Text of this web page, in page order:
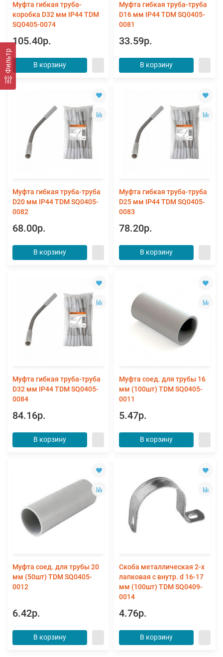
Фильтр
Муфта гибкая труба-
коробка D32 мм IP44 TDM
SQ0405-0074
105.40р.
В корзину
Муфта гибкая труба-труба
D16 мм IP44 TDM SQ0405-
0081
33.59р.
В корзину
Муфта гибкая труба-труба
D20 мм IP44 TDM SQ0405-
0082
68.00р.
В корзину
Муфта гибкая труба-труба
D25 мм IP44 TDM SQ0405-
0083
78.20р.
В корзину
Муфта гибкая труба-труба
D32 мм IP44 TDM SQ0405-
0084
84.16р.
В корзину
Муфта соед. для трубы 16
мм (100шт) TDM SQ0405-
0011
5.47р.
В корзину
Муфта соед. для трубы 20
мм (50шт) TDM SQ0405-
0012
6.42р.
В корзину
Скоба металлическая 2-х
лапковая с внутр. d 16-17
мм (100шт) TDM SQ0409-
0014
4.76р.
В корзину